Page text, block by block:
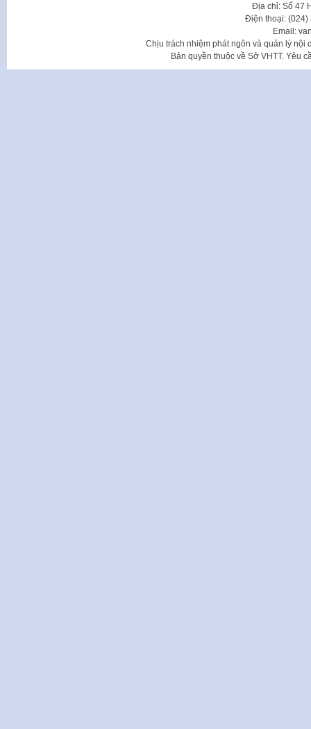
Địa chỉ: Số 47
Điện thoại: (024)
Email:
Chịu trách nhiệm phát ngôn và quản lý nội
Bản quyền thuộc về Sở VHTT. Yêu